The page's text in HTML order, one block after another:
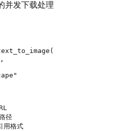
并发下载处理
,
径
格式